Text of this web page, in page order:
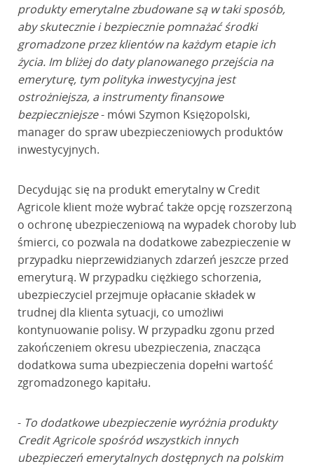
produkty emerytalne zbudowane są w taki sposób,
aby skutecznie i bezpiecznie pomnażać środki
gromadzone przez klientów na każdym etapie ich
życia. Im bliżej do daty planowanego przejścia na
emeryturę, tym polityka inwestycyjna jest
ostrożniejsza, a instrumenty finansowe
bezpieczniejsze- mówi Szymon Księżopolski,
manager do spraw ubezpieczeniowych produktów
inwestycyjnych.
Decydując się na produkt emerytalny w Credit
Agricole klient może wybrać także opcję rozszerzoną
o ochronę ubezpieczeniową na wypadek choroby lub
śmierci, co pozwala na dodatkowe zabezpieczenie w
przypadku nieprzewidzianych zdarzeń jeszcze przed
emeryturą. W przypadku ciężkiego schorzenia,
ubezpieczyciel przejmuje opłacanie składek w
trudnej dla klienta sytuacji, co umożliwi
kontynuowanie polisy. W przypadku zgonu przed
zakończeniem okresu ubezpieczenia, znacząca
dodatkowa suma ubezpieczenia dopełni wartość
zgromadzonego kapitału.
- To dodatkowe ubezpieczenie wyróżnia produkty
Credit Agricole spośród wszystkich innych
ubezpieczeń emerytalnych dostępnych na polskim